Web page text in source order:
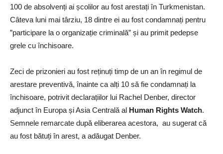
100 de absolvenți ai școlilor au fost arestați în Turkmenistan.
Câteva luni mai târziu, 18 dintre ei au fost condamnați pentru
”participare la o organizație criminală” și au primit pedepse
grele cu închisoare.
Zeci de prizonieri au fost reținuți timp de un an în regimul de
arestare preventivă, înainte ca alți 10 să fie condamnați la
închisoare, potrivit declarațiilor lui Rachel Denber, director
adjunct în Europa și Asia Centrală al Human Rights Watch.
Semnele remarcate după eliberarea acestora, au sugerat că
au fost bătuți în arest, a adăugat Denber.